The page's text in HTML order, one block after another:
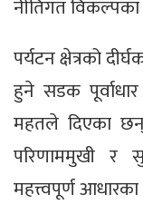
नीतिगत
पर्यटन क्षेत्रको
हुने सडक
महतले दिएका
परिणाममुखी र
महत्त्वपूर्ण